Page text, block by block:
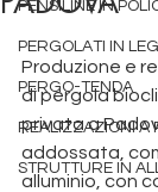
PENSILINE IN
PERGOLATI IN
PERGO-TENDA
REALIZZAZIONI A
STRUTTURE IN
Produzione e
di pergola
privata a
addossata,
alluminio, con